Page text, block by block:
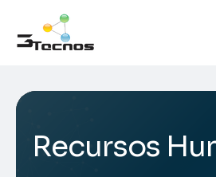
Recursos